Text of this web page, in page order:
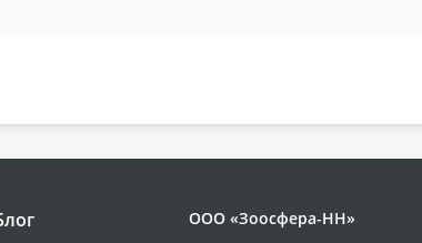
ООО «Зоосфера-НН»